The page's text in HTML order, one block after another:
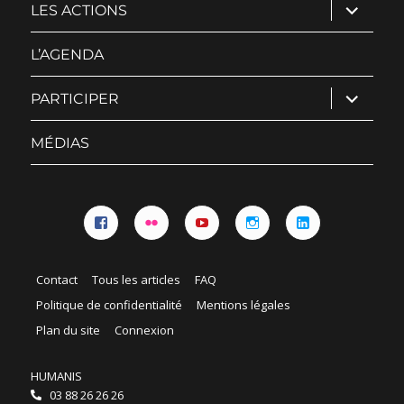
LES ACTIONS ouvrir
le
sous-
L’AGENDA
PARTICIPER ouvrir
le
sous-
MÉDIAS
Contact Tous les articles
FAQ
Politique de confidentialité
Mentions légales
Plan du site
Connexion
HUMANIS
03 88 26 26 26